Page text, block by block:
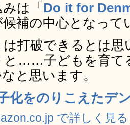
は「 Do it for
補の中心となって
打破できるとは
と……子どもを育て
と思います。
化をのりこえたデ
で詳しく見る